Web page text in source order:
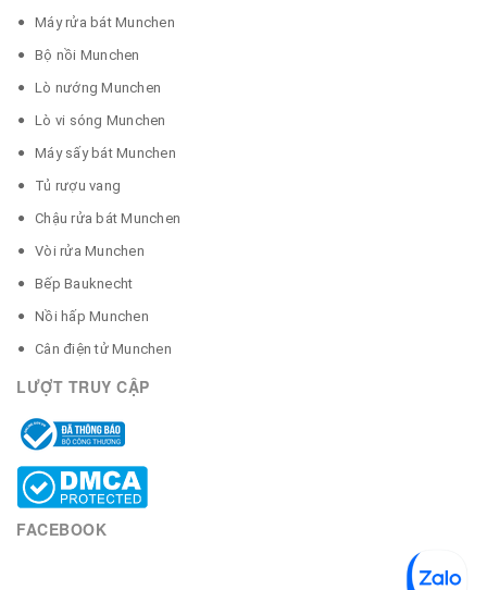
Máy rửa bát Munchen
Bộ nồi Munchen
Lò nướng Munchen
Lò vi sóng Munchen
Máy sấy bát Munchen
Tủ rượu vang
Chậu rửa bát Munchen
Vòi rửa Munchen
Bếp Bauknecht
Nồi hấp Munchen
Cân điện tử Munchen
LƯỢT TRUY CẬP
FACEBOOK